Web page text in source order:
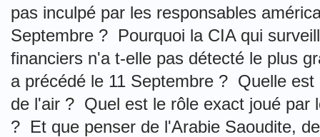
pas inculpé par les responsables
Septembre ? Pourquoi la CIA qui
financiers n'a t-elle pas détecté le plus
a précédé le 11 Septembre ? Quelle
de l'air ? Quel est le rôle exact joué par
? Et que penser de l'Arabie Saoudite,